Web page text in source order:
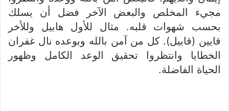
مجيء المخلص والبعض الآخر فضل أن يسلك
بحسب شهوات قلبه. مثال للأول هابيل وللأخر
قايين (قابيل). كل من آمن بالله وبوعده نال غفران
الخطايا وانتظروا تحقيق الوعد الكامل وظهور
الحياة الفاضلة.